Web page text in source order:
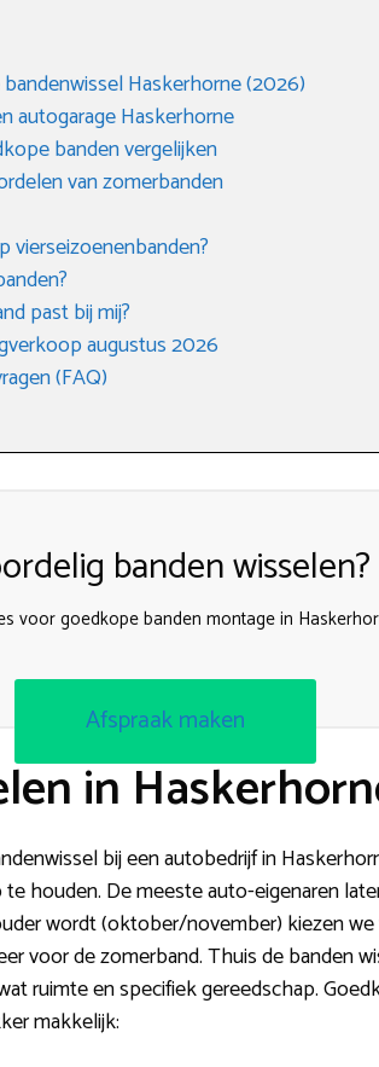
Haskerhorne (2026)
autogarage Haskerhorne
banden vergelijken
van zomerbanden
vierseizoenenbanden?
past bij mij?
augustus 2026
(FAQ)
banden wisselen?
voor goedkope banden montage in
Afspraak maken
in
bij een autobedrijf in
houden. De meeste auto-eigenaren
wordt (oktober/november) kiezen
voor de zomerband. Thuis de banden
ruimte en specifiek gereedschap.
makkelijk: